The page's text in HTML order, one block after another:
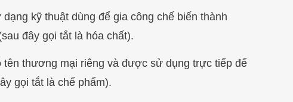
kỹ thuật dùng để gia công chế biến thành
đây gọi tắt là hóa chất).
tên thương mại riêng và được sử dụng trực tiếp để
gọi tắt là chế phẩm).